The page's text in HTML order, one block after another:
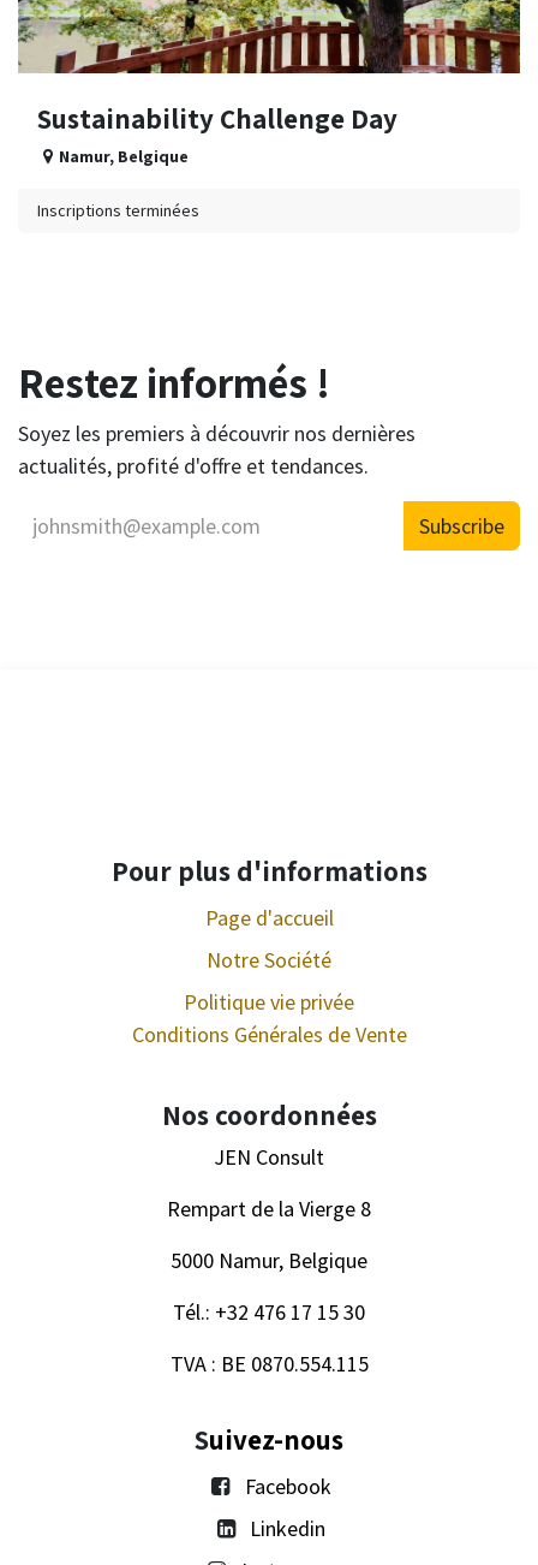
Sustainability Challenge Day
Namur, Belgique
Inscriptions terminées
Restez informés !
Soyez les premiers à découvrir nos dernières
actualités, profité d'offre et tendances.
Subscribe
Pour plus d'informations
Page d'accueil
Notre Société
Politique vie privée
Conditions Générales de Vente
Nos coordonnées
JEN Consult
Rempart de la Vierge 8
5000 Namur, Belgique
Tél.: +32 476 17 15 30
TVA : BE 0870.554.115
Suivez-nous
Facebook
Linkedin